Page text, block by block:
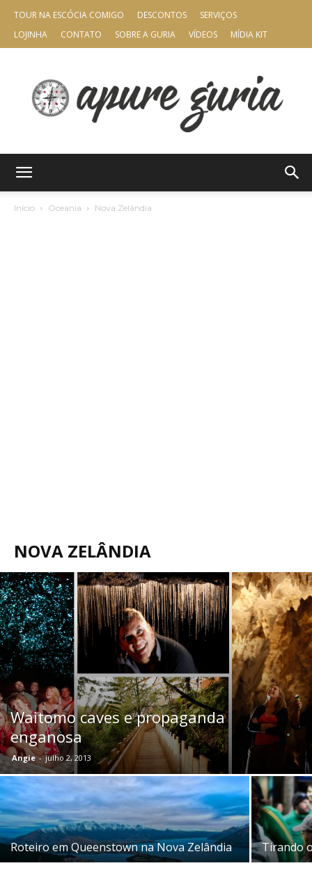
TOUR NA ESCÓCIA COMIGO DESCONTOS
SERVIÇOS
LOJINHA
CONTATO SOBRE A GURIA VÍDEOS MÍDIA KIT
Início Oceania Nova Zelândia
NOVA ZELÂNDIA
Waitomo caves e propaganda
enganosa
Angie - julho 2, 2013
Roteiro em Queenstown na Nova Zelândia Tirando